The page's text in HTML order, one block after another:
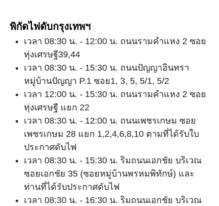
พิกัดไฟดับกรุงเทพฯ
เวลา 08:30 น. - 12:00 น. ถนนรามคำแหง 2 ซอย
ทุ่งเศรษฐี39,44
เวลา 08:30 น. - 15:30 น. ถนนปัญญาอินทรา
หมู่บ้านปัญญา P.1 ซอย1, 3, 5, 5/1, 5/2
เวลา 12:00 น. - 15:30 น. ถนนรามคำแหง 2 ซอย
ทุ่งเศรษฐี แยก 22
เวลา 08:30 น. - 12:00 น. ถนนเพชรเกษม ซอย
เพชรเกษม 28 แยก 1,2,4,6,8,10 ตามที่ได้รับใบ
ประกาศดับไฟ
เวลา 08:30 น. - 15:30 น. ริมถนนเอกชัย บริเวณ
ซอยเอกชัย 35 (ซอยหมู่บ้านพรหมพิทักษ์) และ
ท่านที่ได้รับประกาศดับไฟ
เวลา 08:30 น. - 16:30 น. ริมถนนเอกชัย บริเวณ